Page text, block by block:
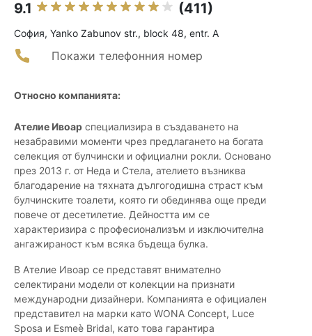
9.1 (411)
София, Yanko Zabunov str., block 48, entr. A
Покажи телефонния номер
Относно компанията:
Ателие Ивоар специализира в създаването на
незабравими моменти чрез предлагането на богата
селекция от булчински и официални рокли. Основано
през 2013 г. от Неда и Стела, ателието възниква
благодарение на тяхната дългогодишна страст към
булчинските тоалети, която ги обединява още преди
повече от десетилетие. Дейността им се
характеризира с професионализъм и изключителна
ангажираност към всяка бъдеща булка.
В Ателие Ивоар се представят внимателно
селектирани модели от колекции на признати
международни дизайнери. Компанията е официален
представител на марки като WONA Concept, Luce
Sposa и Esmeè Bridal, като това гарантира